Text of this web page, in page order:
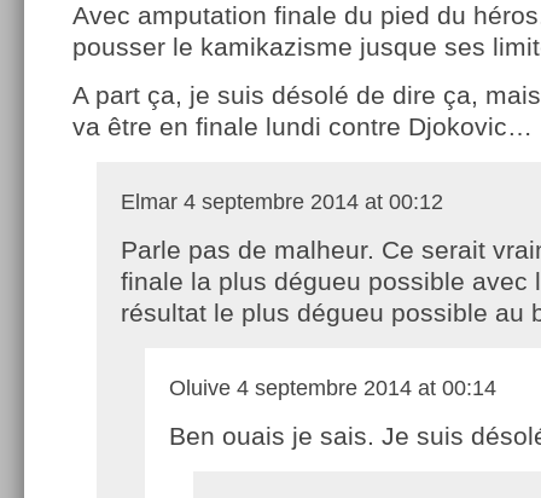
Avec amputation finale du pied du
pousser le kamikazisme jusque ses
A part ça, je suis désolé de dire ça,
va être en finale lundi contre Djokovic…
Elmar 4 septembre 2014 at 00:12
Parle pas de malheur. Ce serait
finale la plus dégueu possible avec
résultat le plus dégueu possible au
Oluive 4 septembre 2014 at 00:14
Ben ouais je sais. Je suis